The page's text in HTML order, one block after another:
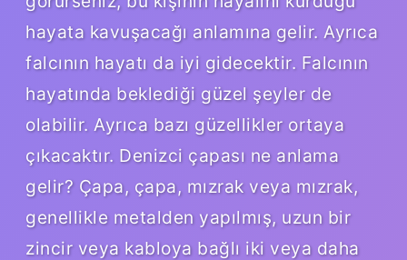
hayata kavuşacağı anlamına gelir. Ayrıca
falcının hayatı da iyi gidecektir. Falcının
hayatında beklediği güzel şeyler de
olabilir. Ayrıca bazı güzellikler ortaya
çıkacaktır. Denizci çapası ne anlama
gelir? Çapa, çapa, mızrak veya mızrak,
genellikle metalden yapılmış, uzun bir
zincir veya kabloya bağlı iki veya daha